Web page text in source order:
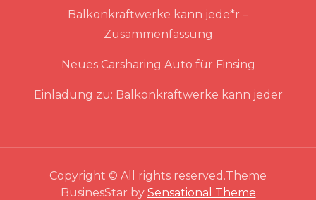
Balkonkraftwerke kann jede*r –
Zusammenfassung
Neues Carsharing Auto für Finsing
Einladung zu: Balkonkraftwerke kann jeder
Copyright © All rights reserved.Theme
BusinesStar by Sensational Theme